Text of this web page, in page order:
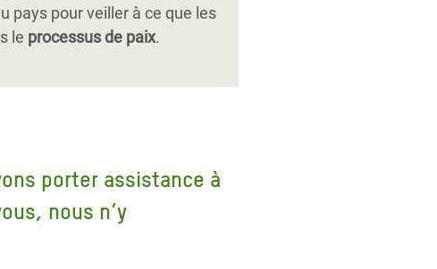
pays pour veiller à ce que les
le processus de paix.
porter assistance à
nous n’y